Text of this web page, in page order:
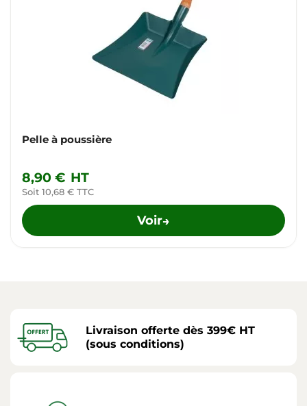
Pelle à poussière
8,90 € HT
Soit 10,68 € TTC
Voir→
Livraison offerte dès 399€ HT
(sous conditions)